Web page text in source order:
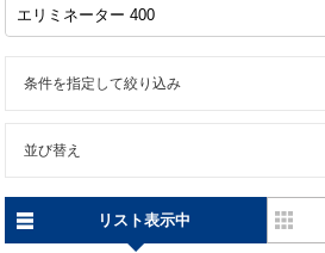
条件を指定して絞り込み
並び替え
リスト表示中